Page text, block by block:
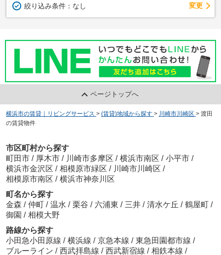
絞り込み条件： なし 変更
ページトップへ
横浜市の賃貸｜リビングサービス > (賃貸)地域から探す > 川崎市川崎区 > 渡田
の賃貸物件
市区町村から探す
町田市 / 厚木市 / 川崎市多摩区 / 横浜市南区 / 小平市 /
横浜市金沢区 / 相模原市緑区 / 川崎市川崎区 /
相模原市南区 / 横浜市神奈川区
町名から探す
金森 / 仲町 / 温水 / 栗谷 / 六浦東 / 三井 / 清水ケ丘 / 鶴屋町 /
御園 / 相模大野
路線から探す
小田急小田原線 / 横浜線 / 京急本線 / 東急田園都市線 /
ブルーライン / 西武拝島線 / 西武新宿線 / 相鉄本線 /